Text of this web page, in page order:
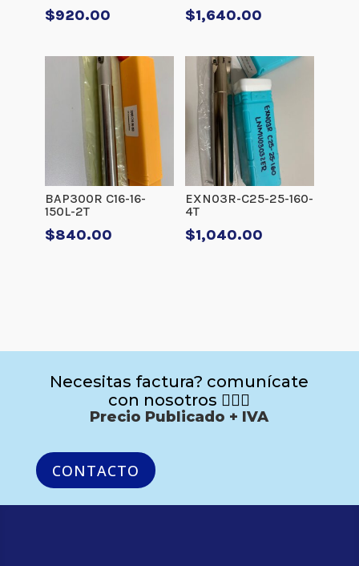
$920.00 $1,640.00
BAP300R C16-16-
150L-2T
$840.00
EXN03R-C25-25-160-
4T
$1,040.00
Necesitas factura? comunícate
con nosotros 🙋🏻‍♂️
Precio Publicado + IVA
CONTACTO